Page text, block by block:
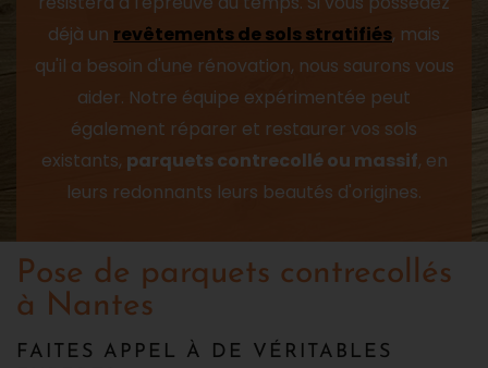
déjà un revêtements de sols stratifiés, mais
qu'il a besoin d'une rénovation, nous saurons vous
aider. Notre équipe expérimentée peut
également réparer et restaurer vos sols
existants, parquets contrecollé ou massif, en
leurs redonnants leurs beautés d'origines.
Pose de parquets contrecollés
à Nantes
FAITES APPEL À DE VÉRITABLES